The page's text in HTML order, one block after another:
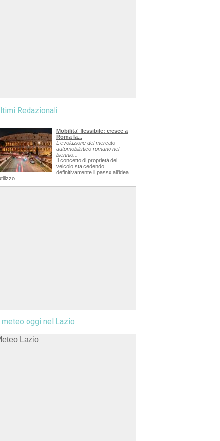
Redazionali
Mobilita' flessibile: cresce a
Roma la...
L'evoluzione del mercato
automobilistico romano nel
biennio...
Il concetto di proprietà del
veicolo sta cedendo
definitivamente il passo all'idea
meteo oggi nel Lazio